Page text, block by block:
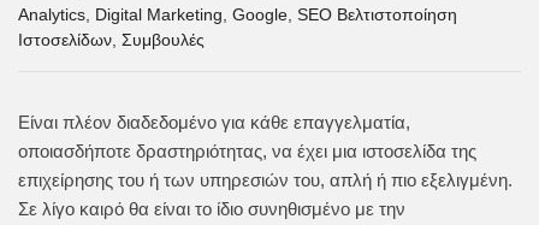
Analytics Digital Marketing Google SEO Βελτιστοποίηση
Ιστοσελίδων Συμβουλές
Είναι πλέον διαδεδομένο για κάθε επαγγελματία,
οποιασδήποτε δραστηριότητας, να έχει μια ιστοσελίδα της
επιχείρησης του ή των υπηρεσιών του, απλή ή πιο εξελιγμένη.
Σε λίγο καιρό θα είναι το ίδιο συνηθισμένο με την